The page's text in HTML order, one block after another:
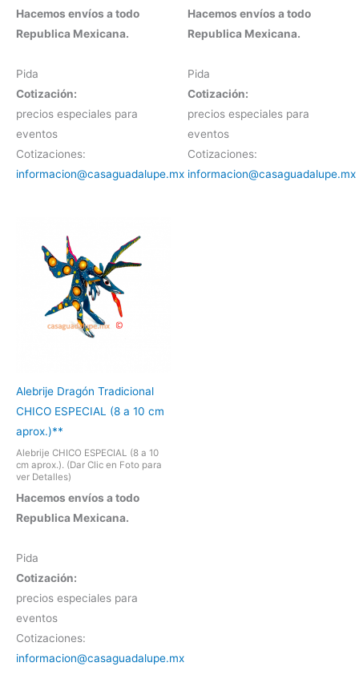
Hacemos envíos a todo
Republica Mexicana.
Pida
Cotización:
precios especiales para
eventos
Cotizaciones:
informacion@casaguadalupe.mx
Hacemos envíos a todo
Republica Mexicana.
Pida
Cotización:
precios especiales para
eventos
Cotizaciones:
informacion@casaguadalupe.mx
Alebrije Dragón Tradicional
CHICO ESPECIAL (8 a 10 cm
aprox.)**
Alebrije CHICO ESPECIAL (8 a 10
cm aprox.). (Dar Clic en Foto para
ver Detalles)
Hacemos envíos a todo
Republica Mexicana.
Pida
Cotización:
precios especiales para
eventos
Cotizaciones:
informacion@casaguadalupe.mx